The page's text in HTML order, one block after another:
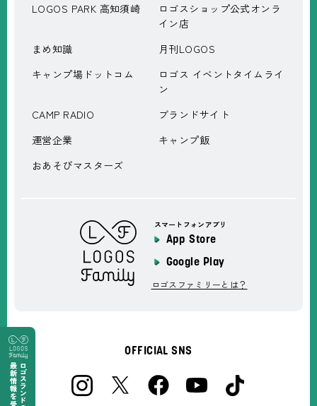
LOGOS PARK 高知須崎
ロゴスショップ公式オンラ
イン店
まめ知識
月刊LOGOS
キャンプ場ドットコム
ロゴス イベントタイムライ
ン
CAMP RADIO
ブランドサイト
運営企業
キャンプ飯
おあそびマスターズ
スマートフォンアプリ
App Store
Google Play
ロゴスファミリーとは？
OFFICIAL SNS